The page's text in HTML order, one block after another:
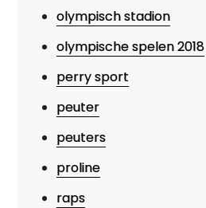
olympisch stadion
olympische spelen 2018
perry sport
peuter
peuters
proline
raps